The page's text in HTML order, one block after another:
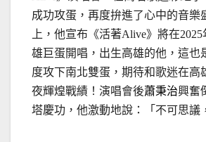
成功攻蛋，再度拚進了心中的音樂
上，他宣布《活著Alive》將在2025
雄巨蛋開唱，出生高雄的他，這也
度攻下南北雙蛋，期待和歌迷在高
夜輝煌戰績！演唱會後蕭秉治興奮
塔慶功，他激動地說：「不可思議